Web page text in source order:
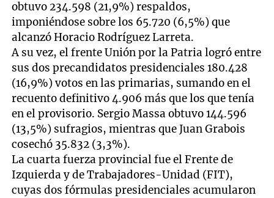
obtuvo 234.598 (21,9%) respaldos,
imponiéndose sobre los 65.720 (6,5%) que
alcanzó Horacio Rodríguez Larreta.
A su vez, el frente Unión por la Patria logró entre
sus dos precandidatos presidenciales 180.428
(16,9%) votos en las primarias, sumando en el
recuento definitivo 4.906 más que los que tenía
en el provisorio. Sergio Massa obtuvo 144.596
(13,5%) sufragios, mientras que Juan Grabois
cosechó 35.832 (3,3%).
La cuarta fuerza provincial fue el Frente de
Izquierda y de Trabajadores-Unidad (FIT),
cuyas dos fórmulas presidenciales acumularon